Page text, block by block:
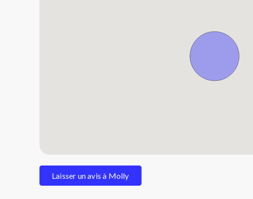
Laisser un avis à Molly